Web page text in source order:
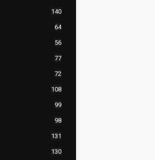
140
64
56
77
72
108
99
98
131
130